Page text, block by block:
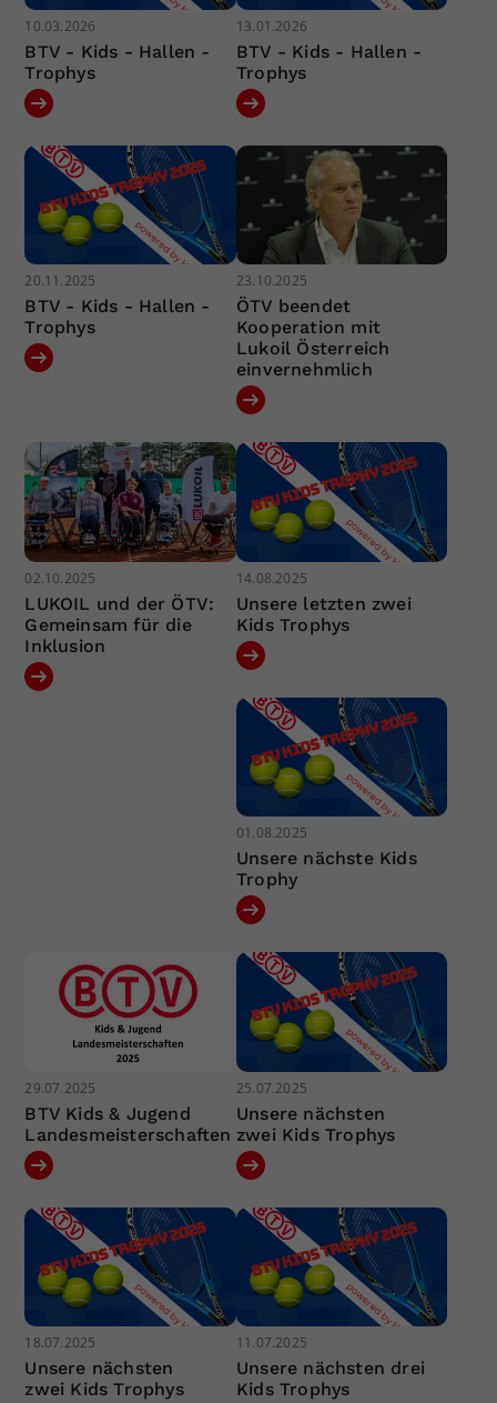
10.03.2026
BTV - Kids - Hallen -
Trophys
13.01.2026
BTV - Kids - Hallen -
Trophys
20.11.2025
BTV - Kids - Hallen -
Trophys
23.10.2025
ÖTV beendet
Kooperation mit
Lukoil Österreich
einvernehmlich
02.10.2025
LUKOIL und der ÖTV:
Gemeinsam für die
Inklusion
14.08.2025
Unsere letzten zwei
Kids Trophys
01.08.2025
Unsere nächste Kids
Trophy
29.07.2025
BTV Kids & Jugend
Landesmeisterschaften
25.07.2025
Unsere nächsten
zwei Kids Trophys
18.07.2025
Unsere nächsten
zwei Kids Trophys
11.07.2025
Unsere nächsten drei
Kids Trophys